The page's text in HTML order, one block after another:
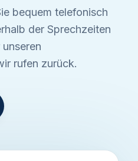
bequem telefonisch
der Sprechzeiten
rufen zurück.